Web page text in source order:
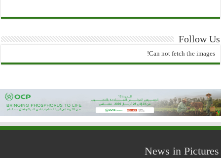
Follow Us
Can not fetch the images!
News in Pictures